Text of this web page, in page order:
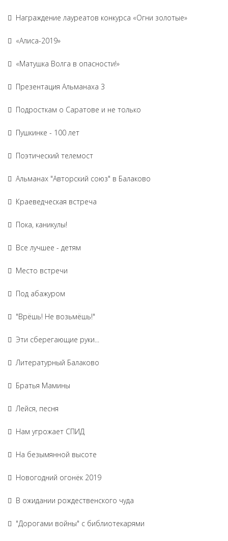
Награждение лауреатов конкурса «Огни золотые»
«Алиса-2019»
«Матушка Волга в опасности!»
Презентация Альманаха 3
Подросткам о Саратове и не только
Пушкинке - 100 лет
Поэтический телемост
Альманах "Авторский союз" в Балаково
Краеведческая встреча
Пока, каникулы!
Все лучшее - детям
Место встречи
Под абажуром
"Врёшь! Не возьмёшь!"
Эти сберегающие руки...
Литературный Балаково
Братья Мамины
Лейся, песня
Нам угрожает СПИД
На безымянной высоте
Новогодний огонёк 2019
В ожидании рождественского чуда
"Дорогами войны" с библиотекарями